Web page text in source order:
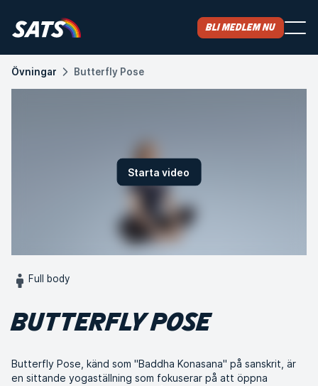
Bli medlem nu
Övningar Butterfly Pose
Starta video
Full body
BUTTERFLY POSE
Butterfly Pose, känd som "Baddha Konasana" på sanskrit, är
en sittande yogaställning som fokuserar på att öppna